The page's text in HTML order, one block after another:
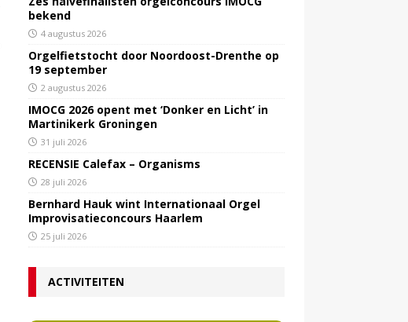
bekend
4 augustus 2026
Orgelfietstocht door Noordoost-Drenthe op
19 september
2 augustus 2026
IMOCG 2026 opent met ‘Donker en Licht’ in
Martinikerk Groningen
31 juli 2026
RECENSIE Calefax – Organisms
28 juli 2026
Bernhard Hauk wint Internationaal Orgel
Improvisatieconcours Haarlem
25 juli 2026
ACTIVITEITEN